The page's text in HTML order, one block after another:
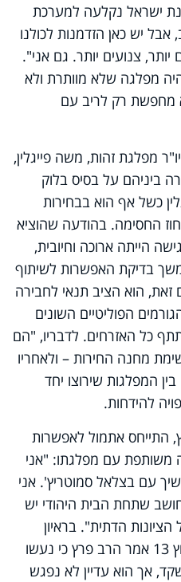
ישראל נקלעה למערכת
יש כאן הזדמנות לכולנו
יותר, צנועים יותר. גם אני".
מפלגה שלא מוותרת ולא
מחפשת רק לריב עם
מפלגת זהות, משה פייגלין,
ביניהם על בסיס בלוק
כשל אף הוא בבחירות
החסימה. בהודעה שהוציא
הייתה ארוכה וחיובית,
בדיקת האפשרות לשיתוף
הוא הציב תנאי לחבירה
הפוליטיים השונים
כל האזרחים. לדבריו, "הם
מחנה החירות – ולאחריו
המפלגות שירוצו יחד
להידחות.
התייחס אתמול לאפשרות
משותפת עם מפלגתו: "אני
עם בצלאל סמוטריץ'. אני
שתחת הבית היהודי יש
הדתית". בראיון
לתוכנית "העולם הבוקר" בערוץ 13 אמר הרב פרץ כי נעשו
אך הוא עדיין לא נפגש